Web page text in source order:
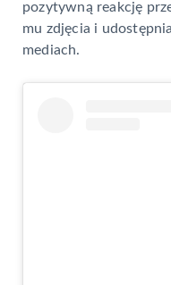
pozytywną reakcję
mu zdjęcia i
mediach.